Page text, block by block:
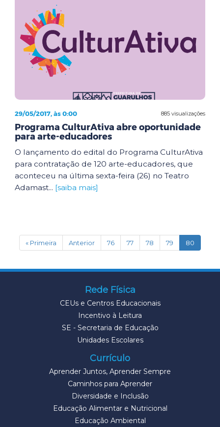
885 visualizações
29/05/2017, às 0:00
Programa CulturAtiva abre oportunidade
para arte-educadores
O lançamento do edital do Programa CulturAtiva
para contratação de 120 arte-educadores, que
aconteceu na última sexta-feira (26) no Teatro
Adamast... [saiba mais]
« Primeira Anterior 76 77 78 79 80
Rede Física
CEUs e Centros Educacionais
Incentivo à Leitura
SE - Secretaria de Educação
Unidades Escolares
Currículo
Aprender Juntos, Aprender Sempre
Caminhos para Aprender
Diversidade e Inclusão
Educação Alimentar e Nutricional
Educação Ambiental